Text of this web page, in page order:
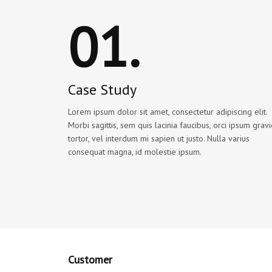
01.
Case Study
Lorem ipsum dolor sit amet, consectetur adipiscing elit.
Morbi sagittis, sem quis lacinia faucibus, orci ipsum
tortor, vel interdum mi sapien ut justo. Nulla varius
consequat magna, id molestie ipsum.
Customer